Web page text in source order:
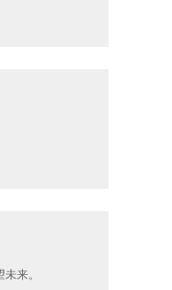
来。